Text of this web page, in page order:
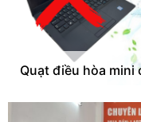
Quạt điều hòa mini